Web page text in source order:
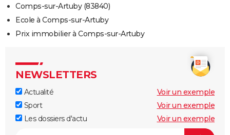
Comps-sur-Artuby (83840)
Ecole à Comps-sur-Artuby
Prix immobilier à Comps-sur-Artuby
NEWSLETTERS
Actualité
Voir un exemple
Sport
Voir un exemple
Les dossiers d'actu
Voir un exemple